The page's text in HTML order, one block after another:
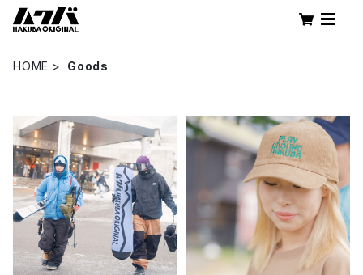
HOME Goods